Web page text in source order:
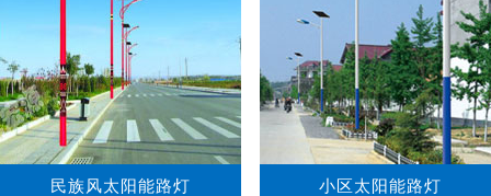
民族风太阳能路灯 小区太阳能路灯